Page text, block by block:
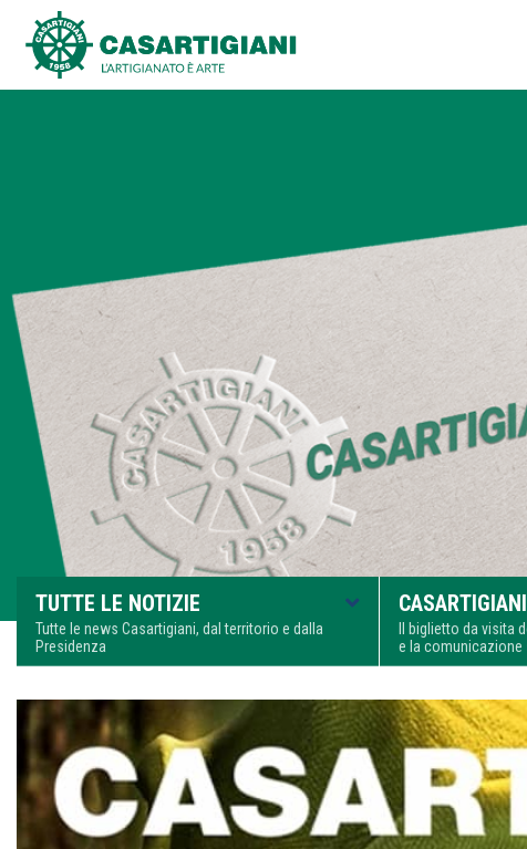
TUTTE LE NOTIZIE
Tutte le news Casartigiani, dal territorio e dalla
Presidenza
CASARTIGIANI
Il biglietto da visita
e la comunicazione